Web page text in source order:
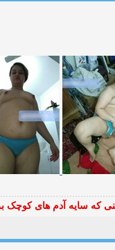
که سایه آدم های